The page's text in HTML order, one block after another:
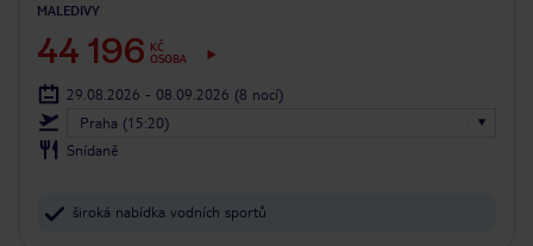
MALEDIVY
44 196 KČ
OSOBA
29.08.2026 - 08.09.2026 (8 nocí)
Praha (15:20)
Snídaně
široká nabídka vodních sportů